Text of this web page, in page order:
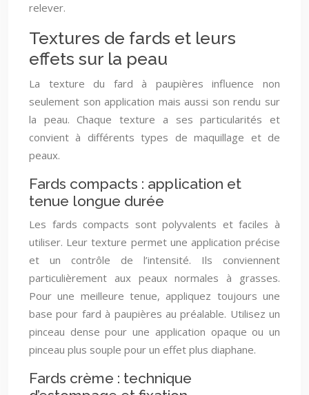
relever.
Textures de fards et leurs
effets sur la peau
La texture du fard à paupières influence non
seulement son application mais aussi son rendu sur
la peau. Chaque texture a ses particularités et
convient à différents types de maquillage et de
peaux.
Fards compacts : application et
tenue longue durée
Les fards compacts sont polyvalents et faciles à
utiliser. Leur texture permet une application précise
et un contrôle de l’intensité. Ils conviennent
particulièrement aux peaux normales à grasses.
Pour une meilleure tenue, appliquez toujours une
base pour fard à paupières au préalable. Utilisez un
pinceau dense pour une application opaque ou un
pinceau plus souple pour un effet plus diaphane.
Fards crème : technique